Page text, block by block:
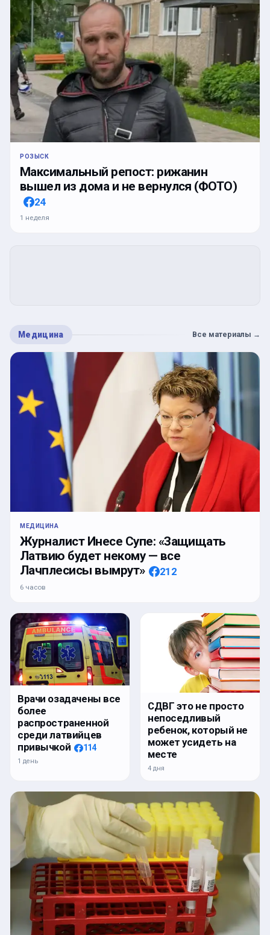
РОЗЫСК
Максимальный репост: рижанин
вышел из дома и не вернулся (ФОТО)
24
1 неделя
Медицина Все материалы →
МЕДИЦИНА
Журналист Инесе Супе: «Защищать
Латвию будет некому — все
Лачплесисы вымрут»
212
6 часов
Врачи озадачены все
более
распространенной
среди латвийцев
привычкой
114
1 день
СДВГ это не просто
непоседливый
ребенок, который не
может усидеть на
месте
4 дня